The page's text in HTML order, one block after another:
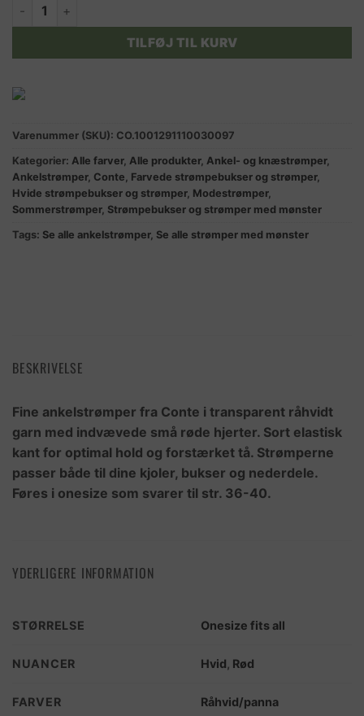
FANTASY HEART råhvide ankelstrømper med sorte hjerter
TILFØJ TIL KURV
Varenummer (SKU): CO.1001291110030097
Kategorier: Alle farver, Alle produkter, Ankel- og knæstrømper,
Ankelstrømper, Conte, Farvede strømpebukser og strømper,
Hvide strømpebukser og strømper, Modestrømper,
Sommerstrømper, Strømpebukser og strømper med mønster
Tags: Se alle ankelstrømper, Se alle strømper med mønster
BESKRIVELSE
Fine ankelstrømper fra Conte i transparent råhvidt
garn med indvævede små røde hjerter. Sort elastisk
kant for optimal hold og forstærket tå. Strømperne
passer både til dine kjoler, bukser og nederdele.
Føres i onesize som svarer til str. 36-40.
YDERLIGERE INFORMATION
STØRRELSE Onesize fits all
NUANCER Hvid Rød
FARVER Råhvid/panna